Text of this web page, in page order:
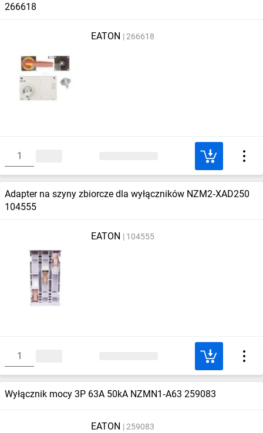
266618
EATON 266618
Adapter na szyny zbiorcze dla wyłączników NZM2‑XAD250
104555
EATON 104555
Wyłącznik mocy 3P 63A 50kA NZMN1‑A63 259083
EATON 259083